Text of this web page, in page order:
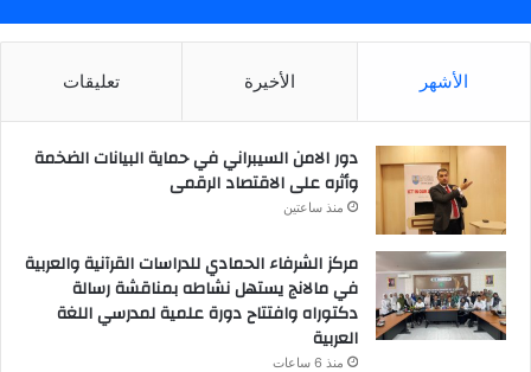
الأشهر الأخيرة تعليقات
دور الامن السيبراني في حماية البيانات الضخمة
وأثره على الاقتصاد الرقمى
منذ ساعتين
مركز الشرفاء الحمادي للدراسات القرآنية والعربية
في مالانج يستهل نشاطه بمناقشة رسالة
دكتوراه وافتتاح دورة علمية لمدرسي اللغة
العربية
منذ 6 ساعات